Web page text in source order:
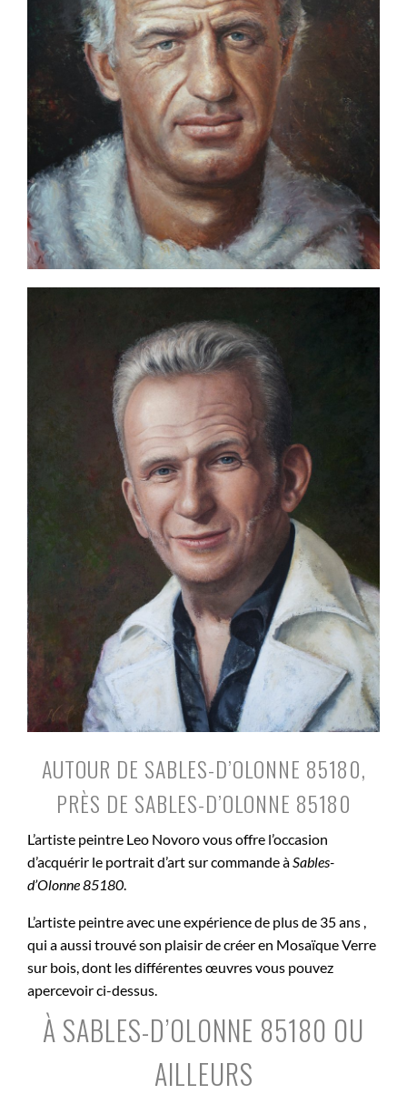
AUTOUR DE SABLES-D’OLONNE 85180,
PRÈS DE SABLES-D’OLONNE 85180
L’artiste peintre Leo Novoro vous offre l’occasion
d’acquérir le portrait d’art sur commande àSables-
d’Olonne 85180.
L’artiste peintre avec une expérience de plus de 35 ans ,
qui a aussi trouvé son plaisir de créer en Mosaïque Verre
sur bois, dont les différentes œuvres vous pouvez
apercevoir ci-dessus.
À SABLES-D’OLONNE 85180 OU
AILLEURS